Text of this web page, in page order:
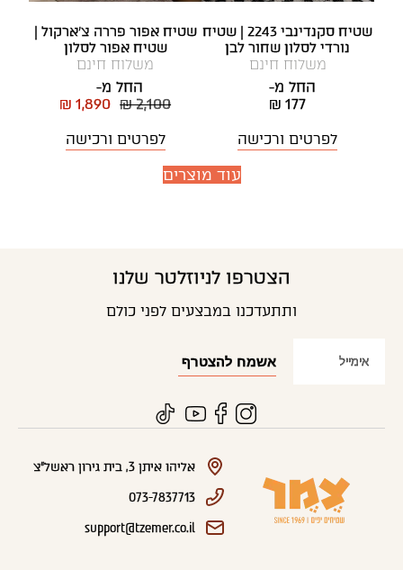
שטיח סקנדינבי 2243 | שטיח
נורדי לסלון שחור לבן
משלוח חינם
החל מ-
₪ 177
לפרטים ורכישה
שטיח אפור פררה צ'ארקול |
שטיח אפור לסלון
משלוח חינם
החל מ-
₪ 2,100
₪ 1,890
לפרטים ורכישה
עוד מוצרים
הצטרפו לניוזלטר שלנו
ותתעדכנו במבצעים לפני כולם
אליהו איתן 3, בית גירון ראשל"צ
073-7837713
support@tzemer.co.il